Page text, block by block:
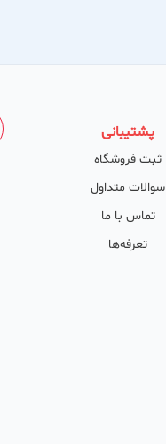
پشتیبانی
ثبت فروشگاه
سوالات متداول
تماس با ما
تعرفه‌ها